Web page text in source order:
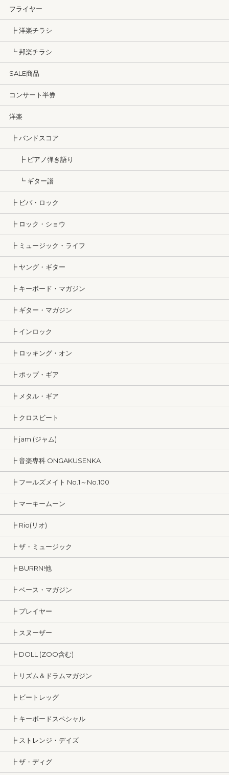
フライヤー
┣ 洋楽チラシ
┗ 邦楽チラシ
SALE商品
コンサート半券
洋楽
┣ バンドスコア
┣ ピアノ弾き語り
┗ ギター譜
┣ ビバ・ロック
┣ ロック・ショウ
┣ ミュージック・ライフ
┣ ヤング・ギター
┣ キーボード・マガジン
┣ ギター・マガジン
┣ インロック
┣ ロッキング・オン
┣ ポップ・ギア
┣ メタル・ギア
┣ クロスビート
┣ jam (ジャム)
┣ 音楽専科 ONGAKUSENKA
┣ フールズメイト No.1～No.100
┣ マーキームーン
┣ Rio(リオ)
┣ ザ・ミュージック
┣ BURRN!他
┣ ベース・マガジン
┣ プレイヤー
┣ スヌーザー
┣ DOLL (ZOO含む)
┣ リズム＆ドラムマガジン
┣ ビートレッグ
┣ キーボードスペシャル
┣ ストレンジ・デイズ
┣ ザ・ディグ